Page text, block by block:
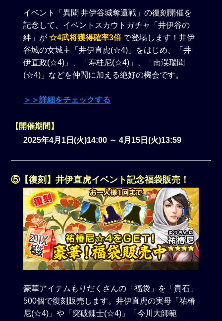
イベント「異聞 井伊谷城奪還戦」の復刻開催を
記念して、イベントスカウトガチャ「井伊谷の
絆」が☆4武将獲得確率3倍 で登場します！井伊
谷城の女城主「井伊直虎(☆4)」をはじめ、「井
伊直政(☆4)」、「寿桂尼(☆4)」、「南渓瑞聞
(☆4)」などを仲間に加える絶好の機会です。
＞＞詳細をチェックする
【開催期間】
2025年4月1日(火)14:00 ～ 4月15日(火)13:59
⑤【復刻】井伊直虎イベント記念福袋販売！
豪華アイテムもりだくさんの「福袋」を「貴石」
500個で復刻販売します。井伊直虎の実母「祐椿
尼(☆4)」や「突破錬士(☆4)」「今川大師範